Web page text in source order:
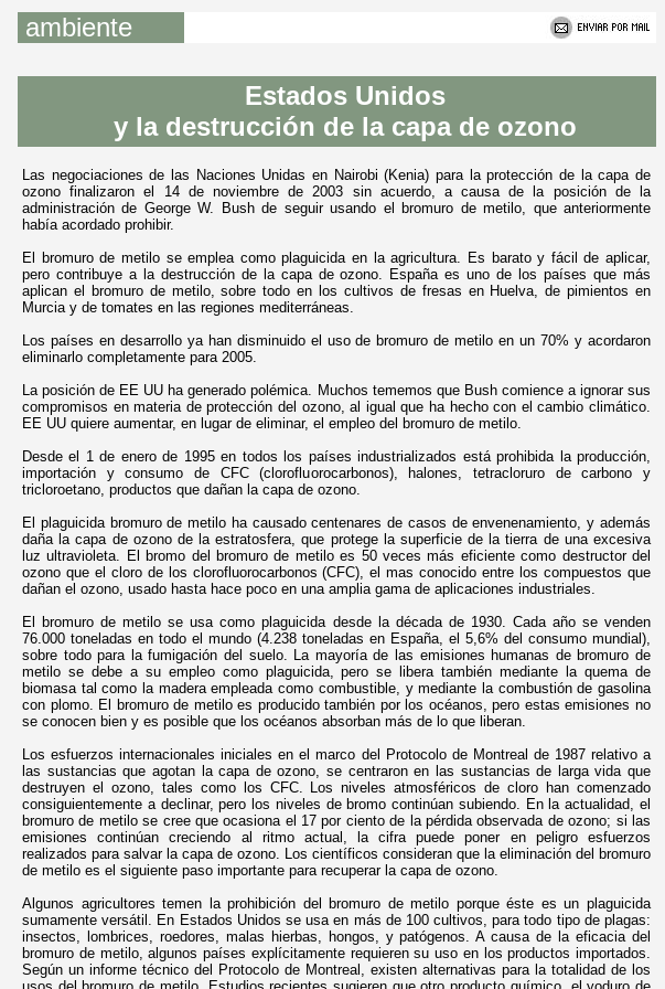
ambiente
Estados Unidos
y la destrucción de la capa de ozono
Las negociaciones de las Naciones Unidas en Nairobi (Kenia) para la protección de la capa de
ozono finalizaron el 14 de noviembre de 2003 sin acuerdo, a causa de la posición de la
administración de George W. Bush de seguir usando el bromuro de metilo, que anteriormente
había acordado prohibir.
El bromuro de metilo se emplea como plaguicida en la agricultura. Es barato y fácil de aplicar,
pero contribuye a la destrucción de la capa de ozono. España es uno de los países que más
aplican el bromuro de metilo, sobre todo en los cultivos de fresas en Huelva, de pimientos en
Murcia y de tomates en las regiones mediterráneas.
Los países en desarrollo ya han disminuido el uso de bromuro de metilo en un 70% y acordaron
eliminarlo completamente para 2005.
La posición de EE UU ha generado polémica. Muchos tememos que Bush comience a ignorar sus
compromisos en materia de protección del ozono, al igual que ha hecho con el cambio climático.
EE UU quiere aumentar, en lugar de eliminar, el empleo del bromuro de metilo.
Desde el 1 de enero de 1995 en todos los países industrializados está prohibida la producción,
importación y consumo de CFC (clorofluorocarbonos), halones, tetracloruro de carbono y
tricloroetano, productos que dañan la capa de ozono.
El plaguicida bromuro de metilo ha causado centenares de casos de envenenamiento, y además
daña la capa de ozono de la estratosfera, que protege la superficie de la tierra de una excesiva
luz ultravioleta. El bromo del bromuro de metilo es 50 veces más eficiente como destructor del
ozono que el cloro de los clorofluorocarbonos (CFC), el mas conocido entre los compuestos que
dañan el ozono, usado hasta hace poco en una amplia gama de aplicaciones industriales.
El bromuro de metilo se usa como plaguicida desde la década de 1930. Cada año se venden
76.000 toneladas en todo el mundo (4.238 toneladas en España, el 5,6% del consumo mundial),
sobre todo para la fumigación del suelo. La mayoría de las emisiones humanas de bromuro de
metilo se debe a su empleo como plaguicida, pero se libera también mediante la quema de
biomasa tal como la madera empleada como combustible, y mediante la combustión de gasolina
con plomo. El bromuro de metilo es producido también por los océanos, pero estas emisiones no
se conocen bien y es posible que los océanos absorban más de lo que liberan.
Los esfuerzos internacionales iniciales en el marco del Protocolo de Montreal de 1987 relativo a
las sustancias que agotan la capa de ozono, se centraron en las sustancias de larga vida que
destruyen el ozono, tales como los CFC. Los niveles atmosféricos de cloro han comenzado
consiguientemente a declinar, pero los niveles de bromo continúan subiendo. En la actualidad, el
bromuro de metilo se cree que ocasiona el 17 por ciento de la pérdida observada de ozono; si las
emisiones continúan creciendo al ritmo actual, la cifra puede poner en peligro esfuerzos
realizados para salvar la capa de ozono. Los científicos consideran que la eliminación del bromuro
de metilo es el siguiente paso importante para recuperar la capa de ozono.
Algunos agricultores temen la prohibición del bromuro de metilo porque éste es un plaguicida
sumamente versátil. En Estados Unidos se usa en más de 100 cultivos, para todo tipo de plagas:
insectos, lombrices, roedores, malas hierbas, hongos, y patógenos. A causa de la eficacia del
bromuro de metilo, algunos países explícitamente requieren su uso en los productos importados.
Según un informe técnico del Protocolo de Montreal, existen alternativas para la totalidad de los